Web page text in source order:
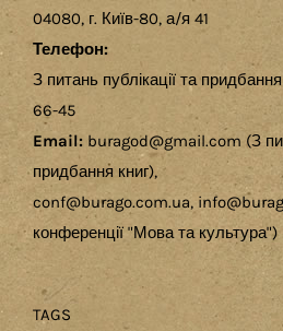
04080, г. Київ-80, а/я 41
Телефон:
З питань публікації та
66-45
Email: buragod@gmail.com (З
придбання книг),
conf@burago.com.ua,
конференції "Мова та культура")
TAGS